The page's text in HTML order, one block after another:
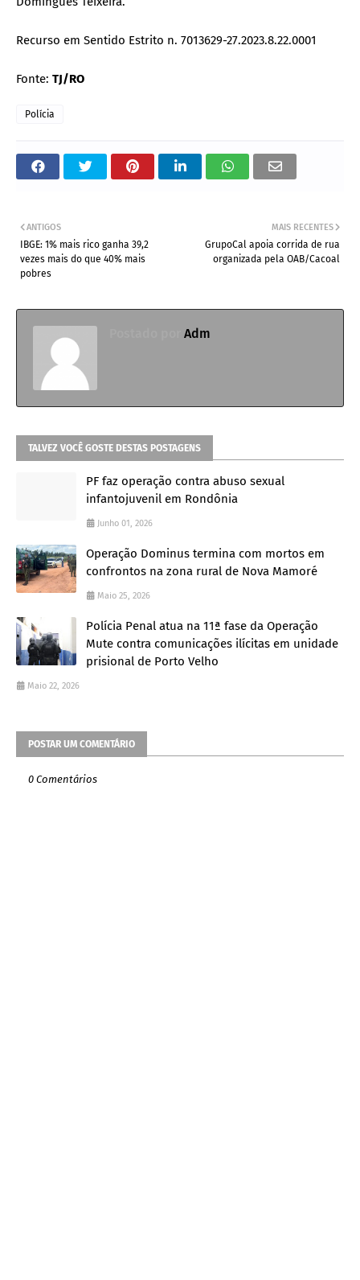
Recurso em Sentido Estrito n. 7013629-27.2023.8.22.0001
Fonte: TJ/RO
Polícia
MAIS RECENTES
GrupoCal apoia corrida de rua
organizada pela OAB/Cacoal
ANTIGOS
IBGE: 1% mais rico ganha 39,2
vezes mais do que 40% mais
pobres
Adm
TALVEZ VOCÊ GOSTE DESTAS POSTAGENS
PF faz operação contra abuso sexual
infantojuvenil em Rondônia
Junho 01, 2026
Operação Dominus termina com mortos em
confrontos na zona rural de Nova Mamoré
Maio 25, 2026
Polícia Penal atua na 11ª fase da Operação
Mute contra comunicações ilícitas em unidade
prisional de Porto Velho
Maio 22, 2026
POSTAR UM COMENTÁRIO
0 Comentários